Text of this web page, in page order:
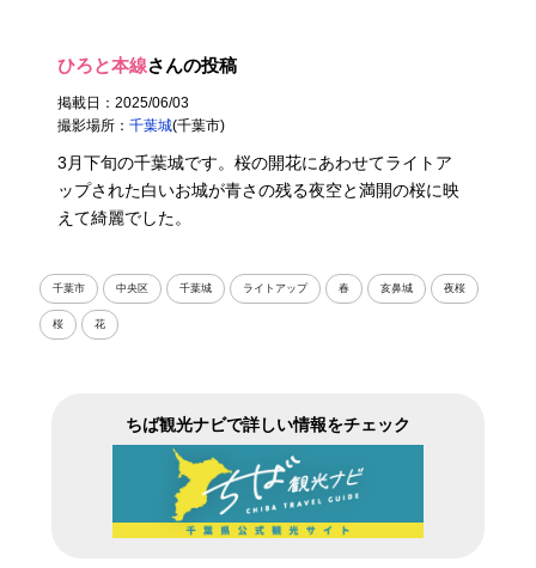
ひろと本線さんの投稿
掲載日：2025/06/03
撮影場所：千葉城(千葉市)
3月下旬の千葉城です。桜の開花にあわせてライトア
ップされた白いお城が青さの残る夜空と満開の桜に映
えて綺麗でした。
千葉市 中央区 千葉城 ライトアップ 春 亥鼻城 夜桜
桜 花
ちば観光ナビで詳しい情報をチェック